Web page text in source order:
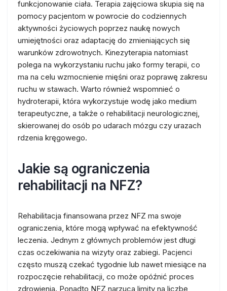
funkcjonowanie ciała. Terapia zajęciowa skupia się na
pomocy pacjentom w powrocie do codziennych
aktywności życiowych poprzez naukę nowych
umiejętności oraz adaptację do zmieniających się
warunków zdrowotnych. Kinezyterapia natomiast
polega na wykorzystaniu ruchu jako formy terapii, co
ma na celu wzmocnienie mięśni oraz poprawę zakresu
ruchu w stawach. Warto również wspomnieć o
hydroterapii, która wykorzystuje wodę jako medium
terapeutyczne, a także o rehabilitacji neurologicznej,
skierowanej do osób po udarach mózgu czy urazach
rdzenia kręgowego.
Jakie są ograniczenia
rehabilitacji na NFZ?
Rehabilitacja finansowana przez NFZ ma swoje
ograniczenia, które mogą wpływać na efektywność
leczenia. Jednym z głównych problemów jest długi
czas oczekiwania na wizyty oraz zabiegi. Pacjenci
często muszą czekać tygodnie lub nawet miesiące na
rozpoczęcie rehabilitacji, co może opóźnić proces
zdrowienia. Ponadto NFZ narzuca limity na liczbę